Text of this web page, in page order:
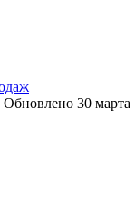
Обновлено 30 марта